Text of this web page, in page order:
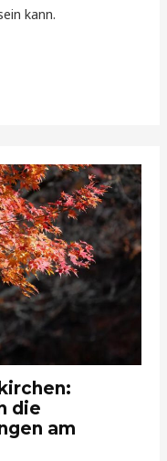
kann.
die
am